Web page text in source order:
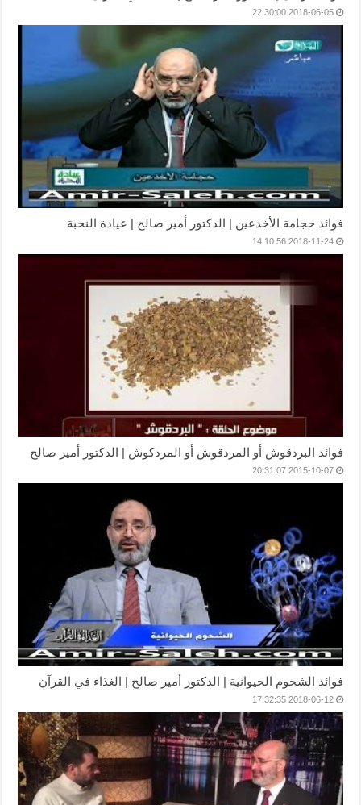
2018-06-05 22:30:00
فوائد حجامة الأخدعين | الدكتور أمير صالح | عيادة النخبة
2018-11-24 14:10:56
فوائد البردقوش أو المردقوش أو المردكوش | الدكتور أمير صالح
2015-10-07 20:31:07
فوائد الشحوم الحيوانية | الدكتور أمير صالح | الغذاء في القرآن
2018-06-12 17:32:35